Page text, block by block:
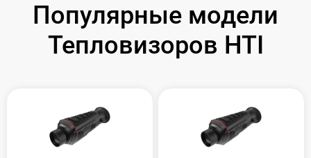
Популярные модели
Тепловизоров HTI